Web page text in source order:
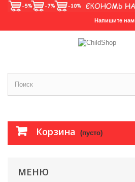
Напишите нам
Корзина (пусто)
МЕНЮ